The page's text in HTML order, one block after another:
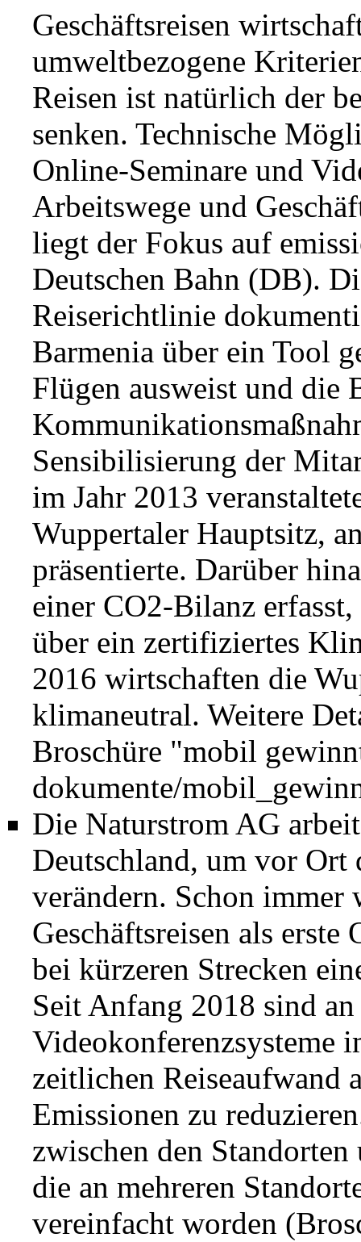
Geschäftsreisen
umweltbezogene
Reisen ist natürlich der
senken. Technische
Online-Seminare und
Arbeitswege und
liegt der Fokus auf
Deutschen Bahn (DB).
Reiserichtlinie
Barmenia über ein Tool
Flügen ausweist und die
Sensibilisierung der
im Jahr 2013
Wuppertaler Hauptsitz,
präsentierte. Darüber
einer CO2-Bilanz
über ein zertifiziertes
2016 wirtschaften die
klimaneutral. Weitere
Broschüre "mobil
Die Naturstrom AG
Deutschland, um vor Ort
verändern. Schon
Geschäftsreisen als
bei kürzeren Strecken
Seit Anfang 2018 sind
Videokonferenzsysteme
zeitlichen Reiseaufwand
Emissionen zu
zwischen den
die an mehreren
vereinfacht worden (